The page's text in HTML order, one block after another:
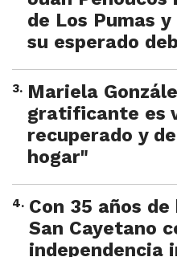
de Los Pumas
su esperado
3. Mariela
gratificante es
recuperado y
hogar"
4. Con 35 años
San Cayetano
independencia